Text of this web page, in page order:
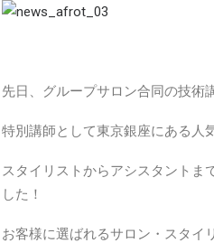
先日、グループサロン合同の技術
特別講師として東京銀座にある人
スタイリストからアシスタントま
した！
お客様に選ばれるサロン・スタイ